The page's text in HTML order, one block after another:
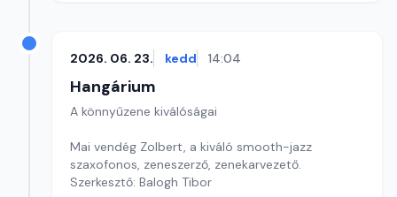
2026. 06. 23. kedd 14:04
Hangárium
A könnyűzene kiválóságai
Mai vendég Zolbert, a kiváló smooth-jazz
szaxofonos, zeneszerző, zenekarvezető.
Szerkesztő: Balogh Tibor